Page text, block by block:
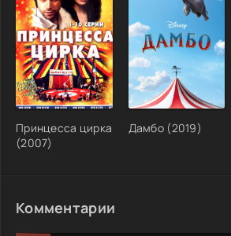
Принцесса цирка
(2007)
Дамбо (2019)
Комментарии